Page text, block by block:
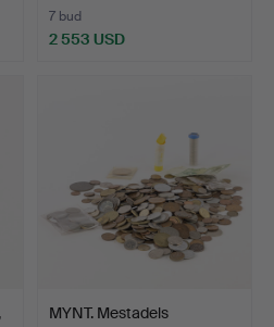
7 bud
2 553 USD
MYNT. Mestadels